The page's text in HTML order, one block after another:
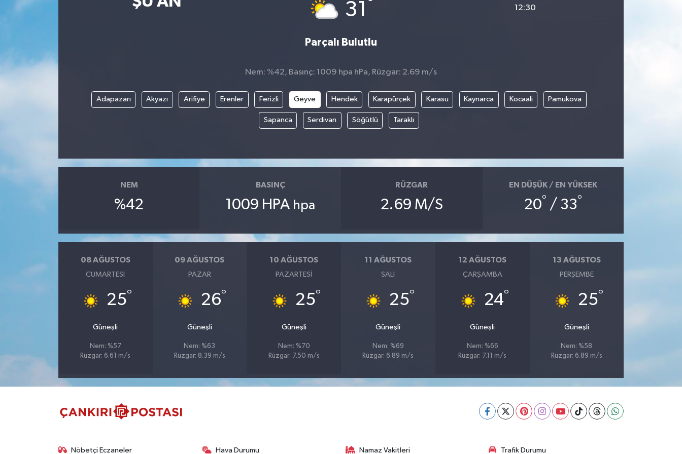
31 °
Parçalı Bulutlu
12:30
Nem: %42, Basınç: 1009 hpa hPa, Rüzgar: 2.69 m/s
Adapazarı Akyazı Arifiye Erenler Ferizli Geyve Hendek Karapürçek Karasu Kaynarca Kocaali Pamukova
Sapanca Serdivan Söğütlü Taraklı
NEM
%42
BASINÇ
1009 HPA hpa
RÜZGAR
2.69 M/S
EN DÜŞÜK / EN YÜKSEK
20° / 33°
08 AĞUSTOS
CUMARTESI
25°
Güneşli
Nem: %57
Rüzgar: 6.61 m/s
09 AĞUSTOS
PAZAR
26°
Güneşli
Nem: %63
Rüzgar: 8.39 m/s
10 AĞUSTOS
PAZARTESI
25°
Güneşli
Nem: %70
Rüzgar: 7.50 m/s
11 AĞUSTOS
SALI
25°
Güneşli
Nem: %69
Rüzgar: 6.89 m/s
12 AĞUSTOS
ÇARŞAMBA
24°
Güneşli
Nem: %66
Rüzgar: 7.11 m/s
13 AĞUSTOS
PERŞEMBE
25°
Güneşli
Nem: %58
Rüzgar: 6.89 m/s
Nöbetçi Eczaneler Hava Durumu Namaz Vakitleri Trafik Durumu
RESMİ İLANLAR